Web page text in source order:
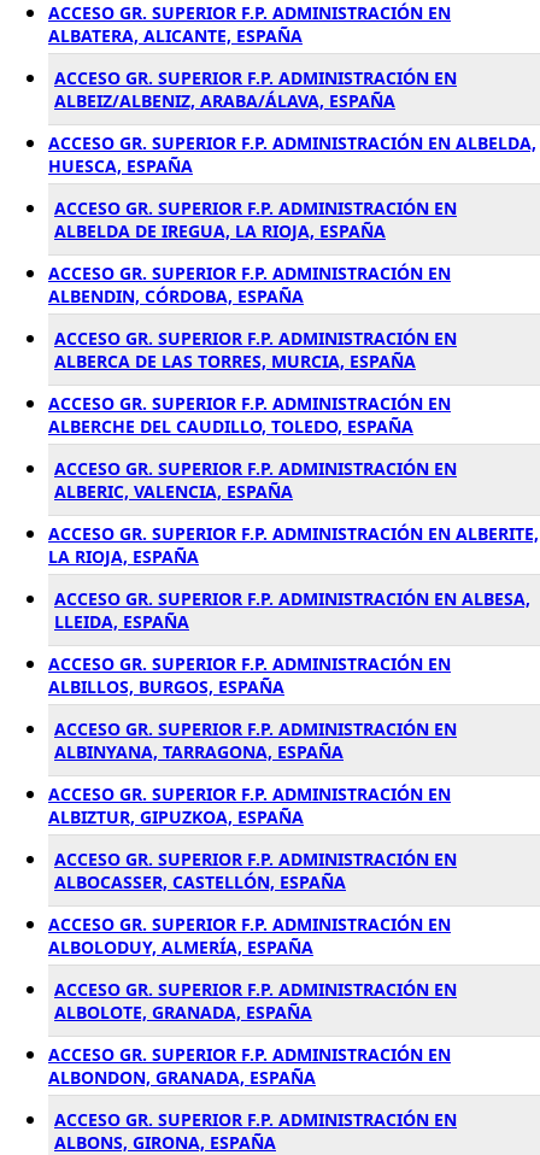
ACCESO GR. SUPERIOR F.P. ADMINISTRACIÓN EN
ALBATERA, ALICANTE, ESPAÑA
ACCESO GR. SUPERIOR F.P. ADMINISTRACIÓN EN
ALBEIZ/ALBENIZ, ARABA/ÁLAVA, ESPAÑA
ACCESO GR. SUPERIOR F.P. ADMINISTRACIÓN EN ALBELDA,
HUESCA, ESPAÑA
ACCESO GR. SUPERIOR F.P. ADMINISTRACIÓN EN
ALBELDA DE IREGUA, LA RIOJA, ESPAÑA
ACCESO GR. SUPERIOR F.P. ADMINISTRACIÓN EN
ALBENDIN, CÓRDOBA, ESPAÑA
ACCESO GR. SUPERIOR F.P. ADMINISTRACIÓN EN
ALBERCA DE LAS TORRES, MURCIA, ESPAÑA
ACCESO GR. SUPERIOR F.P. ADMINISTRACIÓN EN
ALBERCHE DEL CAUDILLO, TOLEDO, ESPAÑA
ACCESO GR. SUPERIOR F.P. ADMINISTRACIÓN EN
ALBERIC, VALENCIA, ESPAÑA
ACCESO GR. SUPERIOR F.P. ADMINISTRACIÓN EN ALBERITE,
LA RIOJA, ESPAÑA
ACCESO GR. SUPERIOR F.P. ADMINISTRACIÓN EN ALBESA,
LLEIDA, ESPAÑA
ACCESO GR. SUPERIOR F.P. ADMINISTRACIÓN EN
ALBILLOS, BURGOS, ESPAÑA
ACCESO GR. SUPERIOR F.P. ADMINISTRACIÓN EN
ALBINYANA, TARRAGONA, ESPAÑA
ACCESO GR. SUPERIOR F.P. ADMINISTRACIÓN EN
ALBIZTUR, GIPUZKOA, ESPAÑA
ACCESO GR. SUPERIOR F.P. ADMINISTRACIÓN EN
ALBOCASSER, CASTELLÓN, ESPAÑA
ACCESO GR. SUPERIOR F.P. ADMINISTRACIÓN EN
ALBOLODUY, ALMERÍA, ESPAÑA
ACCESO GR. SUPERIOR F.P. ADMINISTRACIÓN EN
ALBOLOTE, GRANADA, ESPAÑA
ACCESO GR. SUPERIOR F.P. ADMINISTRACIÓN EN
ALBONDON, GRANADA, ESPAÑA
ACCESO GR. SUPERIOR F.P. ADMINISTRACIÓN EN
ALBONS, GIRONA, ESPAÑA